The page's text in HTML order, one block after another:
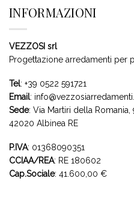
INFORMAZIONI
VEZZOSI srl
Progettazione arredamenti per
Tel: +39 0522 591721
Email:
Sede: Via Martiri della Romania,
42020 Albinea RE
P.IVA: 01368090351
CCIAA/REA: RE 180602
Cap.Sociale: 41.600,00 €